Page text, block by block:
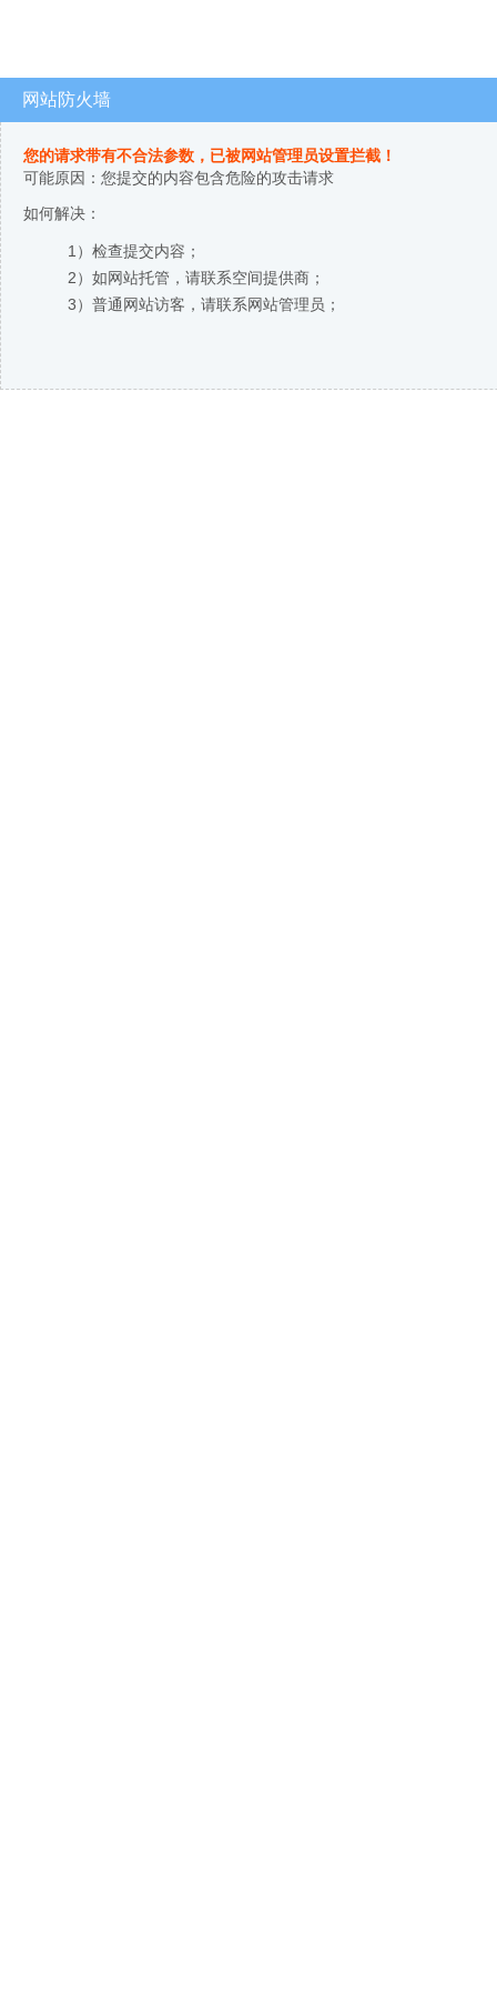
网站防火墙
您的请求带有不合法参数，已被网站管理员设置拦截！
可能原因：您提交的内容包含危险的攻击请求
如何解决：
1）检查提交内容；
2）如网站托管，请联系空间提供商；
3）普通网站访客，请联系网站管理员；